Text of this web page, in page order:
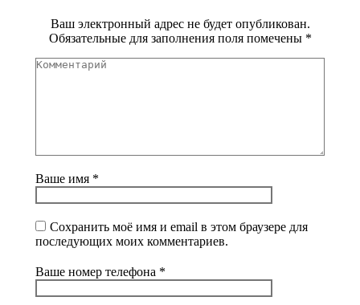
Ваш электронный адрес не будет опубликован.
Обязательные для заполнения поля помечены *
Комментарий
Ваше имя *
Сохранить моё имя и email в этом браузере для
последующих моих комментариев.
Ваше номер телефона *